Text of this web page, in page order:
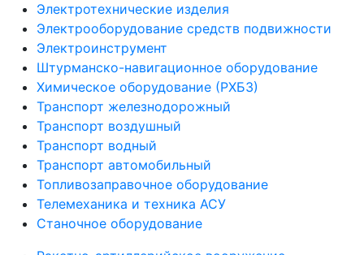
Электротехнические изделия
Электрооборудование средств подвижности
Электроинструмент
Штурманско-навигационное оборудование
Химическое оборудование (РХБЗ)
Транспорт железнодорожный
Транспорт воздушный
Транспорт водный
Транспорт автомобильный
Топливозаправочное оборудование
Телемеханика и техника АСУ
Станочное оборудование